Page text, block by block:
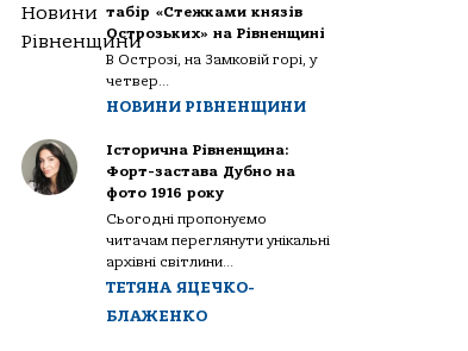
табір «Стежками князів
Острозьких» на Рівненщині
В Острозі, на Замковій горі, у
четвер...
НОВИНИ РІВНЕНЩИНИ
Історична Рівненщина:
Форт-застава Дубно на
фото 1916 року
Сьогодні пропонуємо
читачам переглянути унікальні
архівні світлини...
ТЕТЯНА ЯЦЕЧКО-
БЛАЖЕНКО